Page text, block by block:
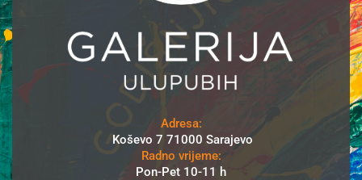
Adresa:
Koševo 7 71000 Sarajevo
Radno vrijeme:
Pon-Pet 10-11 h